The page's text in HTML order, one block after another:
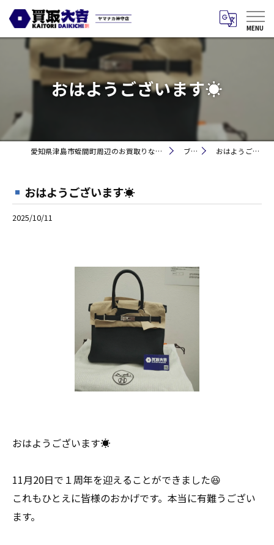
おはようございます☀
愛知県津島市蛭間町周辺のお買取りなら買取大吉 ヤマナカ神守店 ブログ おはようございます☀
おはようございます☀
2025/10/11
おはようございます☀
11月20日で１周年を迎えることができました😆
これもひとえに皆様のおかげです。本当に有難うござい
ます。